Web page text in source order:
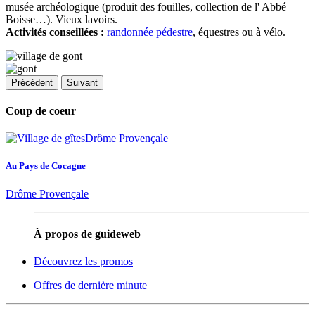
musée archéologique (produit des fouilles, collection de l' Abbé
Boisse…). Vieux lavoirs.
Activités conseillées : randonnée pédestre, équestres ou à vélo.
Précédent Suivant
Coup de coeur
Au Pays de Cocagne
Drôme Provençale
À propos de guideweb
Découvrez les promos
Offres de dernière minute